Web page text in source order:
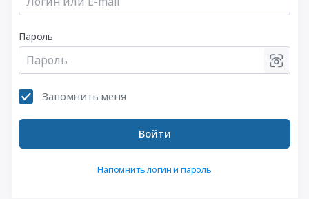
Пароль
Запомнить меня
Войти
Напомнить логин и пароль